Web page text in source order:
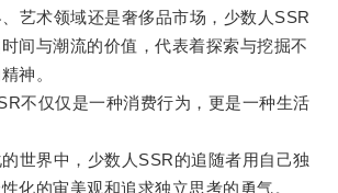
术领域还是奢侈品市场，少数人SSR
间与潮流的价值，代表着探索与挖掘不
神。
仅仅是一种消费行为，更是一种生活
界中，少数人SSR的追随者用自己独
化的审美观和追求独立思考的勇气。